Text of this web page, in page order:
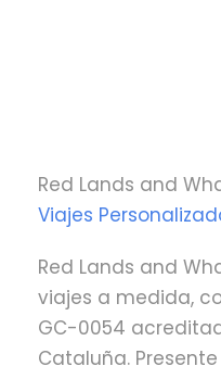
Red Lands and
Viajes
Red Lands and
viajes a medida,
GC-0054
Cataluña.